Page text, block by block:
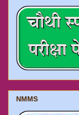
NMMS